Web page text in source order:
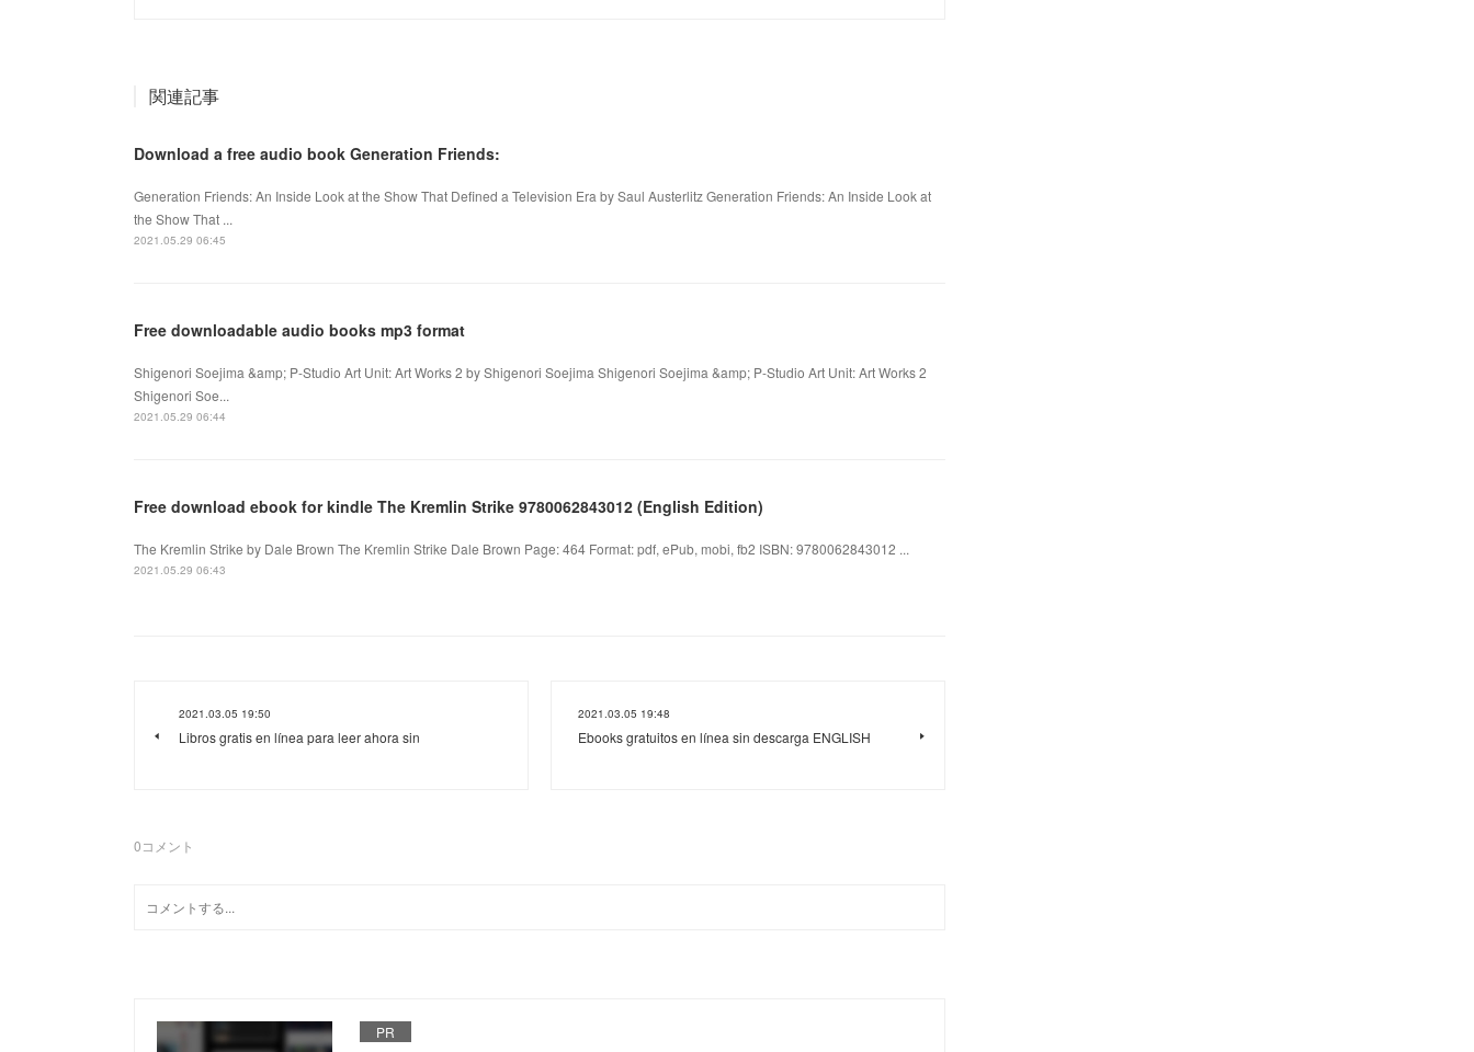
関連記事
Download a free audio book Generation Friends:
Generation Friends: An Inside Look at the Show That Defined a Television Era by Saul Austerlitz Generation Friends: An Inside Look at
the Show That ...
2021.05.29 06:45
Free downloadable audio books mp3 format
Shigenori Soejima &amp; P-Studio Art Unit: Art Works 2 by Shigenori Soejima Shigenori Soejima &amp; P-Studio Art Unit: Art Works 2
Shigenori Soe...
2021.05.29 06:44
Free download ebook for kindle The Kremlin Strike 9780062843012 (English Edition)
The Kremlin Strike by Dale Brown The Kremlin Strike Dale Brown Page: 464 Format: pdf, ePub, mobi, fb2 ISBN: 9780062843012 ...
2021.05.29 06:43
2021.03.05 19:50
Libros gratis en línea para leer ahora sin
2021.03.05 19:48
Ebooks gratuitos en línea sin descarga ENGLISH
0コメント
PR